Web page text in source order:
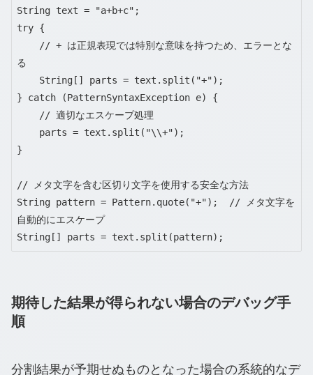
String text = "a+b+c";
try {
る
} catch (PatternSyntaxException e) {
}
// メタ文字を含む区切り文字を使用する安全な方法
String pattern = Pattern.quote("+");  // メタ文字を
自動的にエスケープ
String[] parts = text.split(pattern);
期待した結果が得られない場合のデバッグ手
順
分割結果が予期せぬものとなった場合の系統的なデ